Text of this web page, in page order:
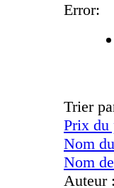
Error:
Trier
Prix
Nom
Nom
Auteur :